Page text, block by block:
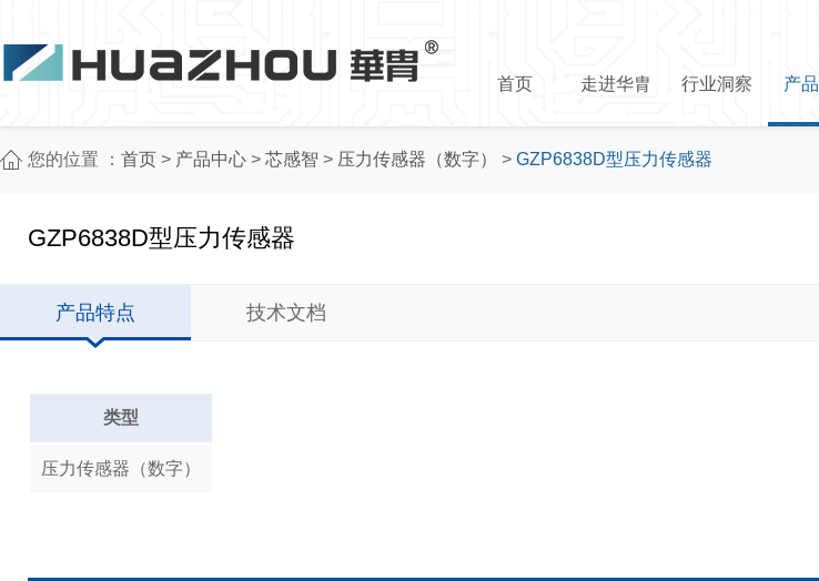
首页 走进华胄 行业洞察 产
您的位置 ： 首页 > 产品中心 > 芯感智 > 压力传感器（数字） > GZP6838D型压力传感器
GZP6838D型压力传感器
产品特点 技术文档
类型
压力传感器（数字）